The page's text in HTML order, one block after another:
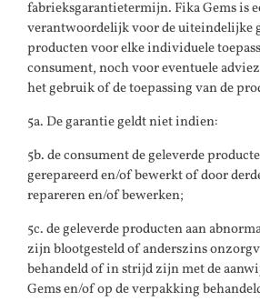
fabrieksgarantietermijn. Fika Gems is
verantwoordelijk voor de uiteindelijke
producten voor elke individuele
consument, noch voor eventuele
het gebruik of de toepassing van de
5a. De garantie geldt niet indien:
5b. de consument de geleverde
gerepareerd en/of bewerkt of door
repareren en/of bewerken;
5c. de geleverde producten aan
zijn blootgesteld of anderszins
behandeld of in strijd zijn met de
Gems en/of op de verpakking